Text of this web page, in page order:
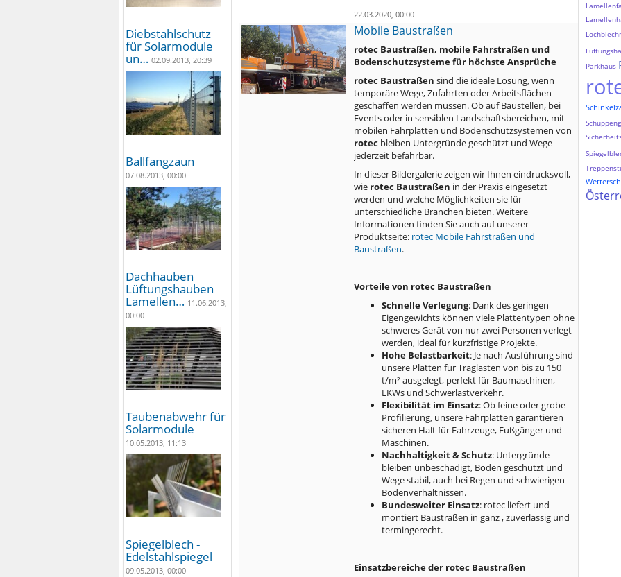
Diebstahlschutz
für Solarmodule
un… 02.09.2013, 20:39
Ballfangzaun
07.08.2013, 00:00
Dachhauben
Lüftungshauben
Lamellen… 11.06.2013,
00:00
Taubenabwehr für
Solarmodule
10.05.2013, 11:13
Spiegelblech -
Edelstahlspiegel
09.05.2013, 00:00
22.03.2020, 00:00
Mobile Baustraßen
rotec Baustraßen, mobile Fahrstraßen und
Bodenschutzsysteme für höchste Ansprüche
rotec Baustraßen sind die ideale Lösung, wenn
temporäre Wege, Zufahrten oder Arbeitsflächen
geschaffen werden müssen. Ob auf Baustellen, bei
Events oder in sensiblen Landschaftsbereichen, mit
mobilen Fahrplatten und Bodenschutzsystemen von
rotecbleiben Untergründe geschützt und Wege
jederzeit befahrbar.
In dieser Bildergalerie zeigen wir Ihnen eindrucksvoll,
wie rotec Baustraßen in der Praxis eingesetzt
werden und welche Möglichkeiten sie für
unterschiedliche Branchen bieten. Weitere
Informationen finden Sie auch auf unserer
Produktseite: rotec Mobile Fahrstraßen und
Baustraßen.
Vorteile von rotec Baustraßen
Schnelle Verlegung: Dank des geringen
Eigengewichts können viele Plattentypen ohne
schweres Gerät von nur zwei Personen verlegt
werden, ideal für kurzfristige Projekte.
Hohe Belastbarkeit: Je nach Ausführung sind
unsere Platten für Traglasten von bis zu 150
t/m² ausgelegt, perfekt für Baumaschinen,
LKWs und Schwerlastverkehr.
Flexibilität im Einsatz: Ob feine oder grobe
Profilierung, unsere Fahrplatten garantieren
sicheren Halt für Fahrzeuge, Fußgänger und
Maschinen.
Nachhaltigkeit & Schutz: Untergründe
bleiben unbeschädigt, Böden geschützt und
Wege stabil, auch bei Regen und schwierigen
Bodenverhältnissen.
Bundesweiter Einsatz: rotec liefert und
montiert Baustraßen in ganz , zuverlässig und
termingerecht.
Einsatzbereiche der rotec Baustraßen
Parkhaus